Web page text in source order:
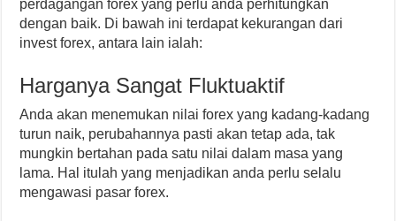
perdagangan forex yang perlu anda perhitungkan
dengan baik. Di bawah ini terdapat kekurangan dari
invest forex, antara lain ialah:
Harganya Sangat Fluktuaktif
Anda akan menemukan nilai forex yang kadang-kadang
turun naik, perubahannya pasti akan tetap ada, tak
mungkin bertahan pada satu nilai dalam masa yang
lama. Hal itulah yang menjadikan anda perlu selalu
mengawasi pasar forex.